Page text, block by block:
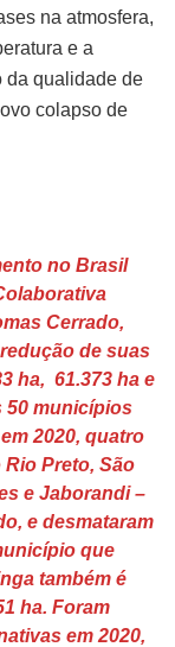
na atmosfera,
e a
da qualidade de
colapso de
no Brasil
Cerrado,
de suas
ha, 61.373 ha e
50 municípios
2020, quatro
Preto, São
e Jaborandi –
e desmataram
que
também é
ha. Foram
em 2020,